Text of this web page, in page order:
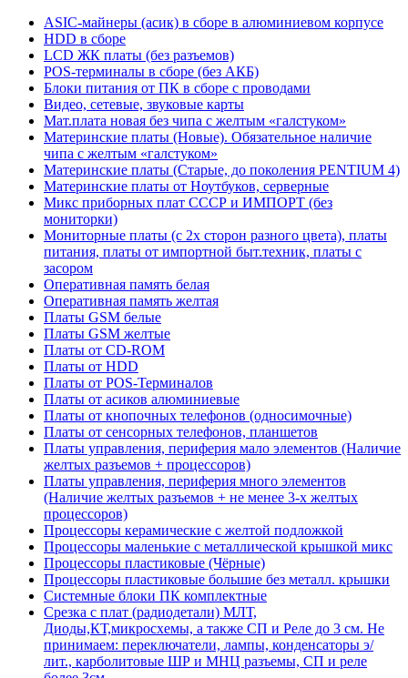
ASIC-майнеры (асик) в сборе в алюминиевом корпусе
HDD в сборе
LCD ЖК платы (без разъемов)
POS-терминалы в сборе (без АКБ)
Блоки питания от ПК в сборе с проводами
Видео, сетевые, звуковые карты
Мат.плата новая без чипа с желтым «галстуком»
Материнские платы (Новые). Обязательное наличие
чипа с желтым «галстуком»
Материнские платы (Старые, до поколения PENTIUM 4)
Материнские платы от Ноутбуков, серверные
Микс приборных плат СССР и ИМПОРТ (без
мониторки)
Мониторные платы (с 2х сторон разного цвета), платы
питания, платы от импортной быт.техник, платы с
засором
Оперативная память белая
Оперативная память желтая
Платы GSM белые
Платы GSM желтые
Платы от CD-ROM
Платы от HDD
Платы от POS-Терминалов
Платы от асиков алюминиевые
Платы от кнопочных телефонов (односимочные)
Платы от сенсорных телефонов, планшетов
Платы управления, периферия мало элементов (Наличие
желтых разъемов + процессоров)
Платы управления, периферия много элементов
(Наличие желтых разъемов + не менее 3-х желтых
процессоров)
Процессоры керамические с желтой подложкой
Процессоры маленькие с металлической крышкой микс
Процессоры пластиковые (Чёрные)
Процессоры пластиковые большие без металл. крышки
Системные блоки ПК комплектные
Срезка с плат (радиодетали) МЛТ,
Диоды,КТ,микросхемы, а также СП и Реле до 3 см. Не
принимаем: переключатели, лампы, конденсаторы э/
лит., карболитовые ШР и МНЦ разъемы, СП и реле